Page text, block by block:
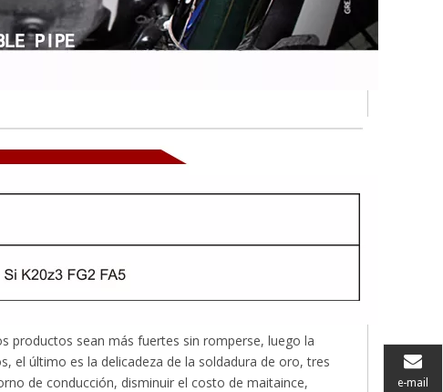
productos sean más fuertes sin romperse, luego la
el último es la delicadeza de la soldadura de oro, tres
de conducción, disminuir el costo de maitaince,
e-mail